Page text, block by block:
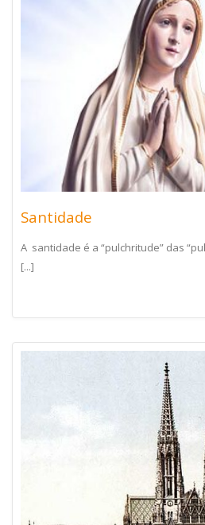
Santidade
A santidade é a “pulchritude” das
[...]